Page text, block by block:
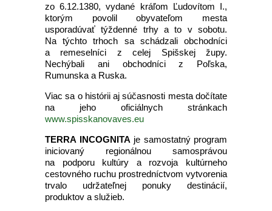
zo 6.12.1380, vydané kráľom Ľudovítom I.,
ktorým povolil obyvateľom mesta
usporadúvať týždenné trhy a to v sobotu.
Na týchto trhoch sa schádzali obchodníci
a remeselníci z celej Spišskej župy.
Nechýbali ani obchodníci z Poľska,
Rumunska a Ruska.
Viac sa o histórii aj súčasnosti mesta dočítate
na jeho oficiálnych stránkach
www.spisskanovaves.eu
TERRA INCOGNITA je samostatný program
iniciovaný regionálnou samosprávou
na podporu kultúry a rozvoja kultúrneho
cestovného ruchu prostredníctvom vytvorenia
trvalo udržateľnej ponuky destinácií,
produktov a služieb.